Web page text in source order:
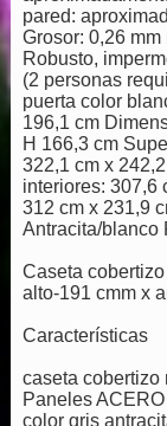
pared:
Grosor: 0,26
Robusto,
(2 personas
puerta color
196,1 cm
H 166,3 cm
322,1 cm x
interiores: 307,6
312 cm x 231,9
Antracita/blanco
Caseta
alto-191 cmm x
Características
caseta cobertizo
Paneles
color gris